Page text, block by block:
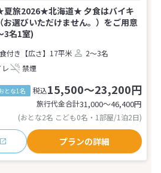
夏旅2026★北海道★ 夕食はバイキ
お選びいただけません。）をご用意
3名1室)
付き 【広さ】17平米
2～3名
レ 禁煙
とな1名 税込15,500～23,200円
旅行代金合計31,000〜46,400円
(おとな2名 こども0名・1部屋/1泊2日)
プランの詳細